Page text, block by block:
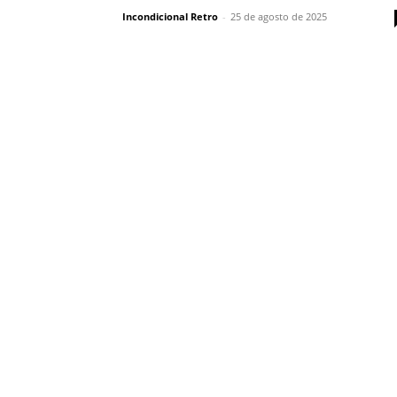
Incondicional Retro - 25 de agosto de 2025